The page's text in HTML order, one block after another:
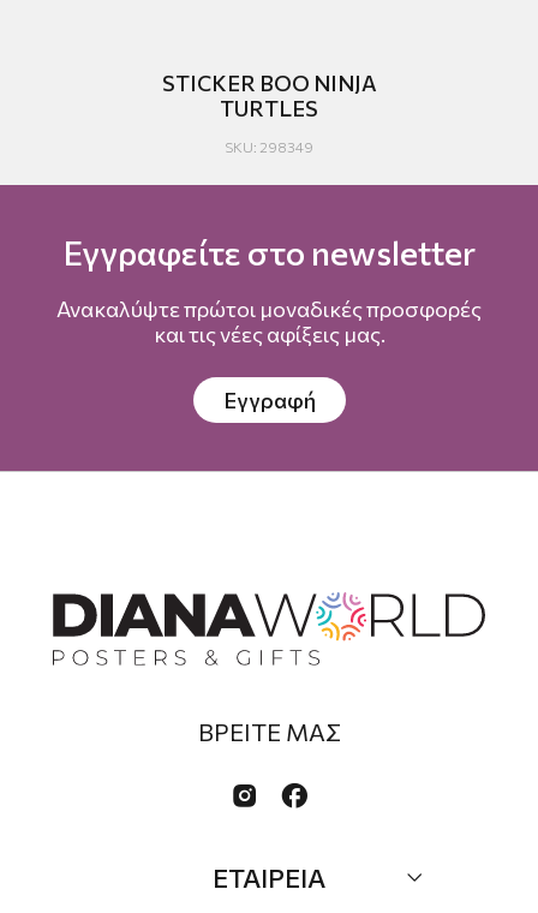
STICKER BOO NINJA
TURTLES
SKU: 298349
Εγγραφείτε στο newsletter
Ανακαλύψτε πρώτοι μοναδικές προσφορές
και τις νέες αφίξεις μας.
Εγγραφή
ΒΡΕΙΤΕ ΜΑΣ
 
ΕΤΑΙΡΕΙΑ